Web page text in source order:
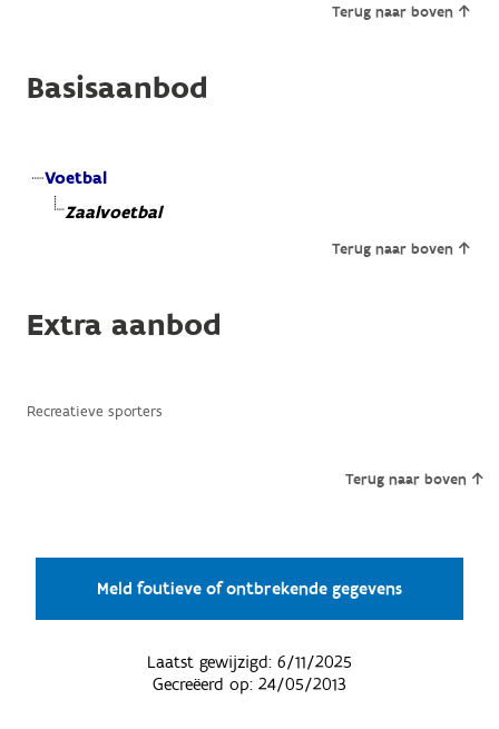
Terug naar boven
Basisaanbod
Voetbal
Zaalvoetbal
Terug naar boven
Extra aanbod
Recreatieve sporters
Terug naar boven
Meld foutieve of ontbrekende gegevens
Laatst gewijzigd: 6/11/2025
Gecreëerd op: 24/05/2013